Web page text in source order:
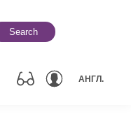
Search
АНГЛ.